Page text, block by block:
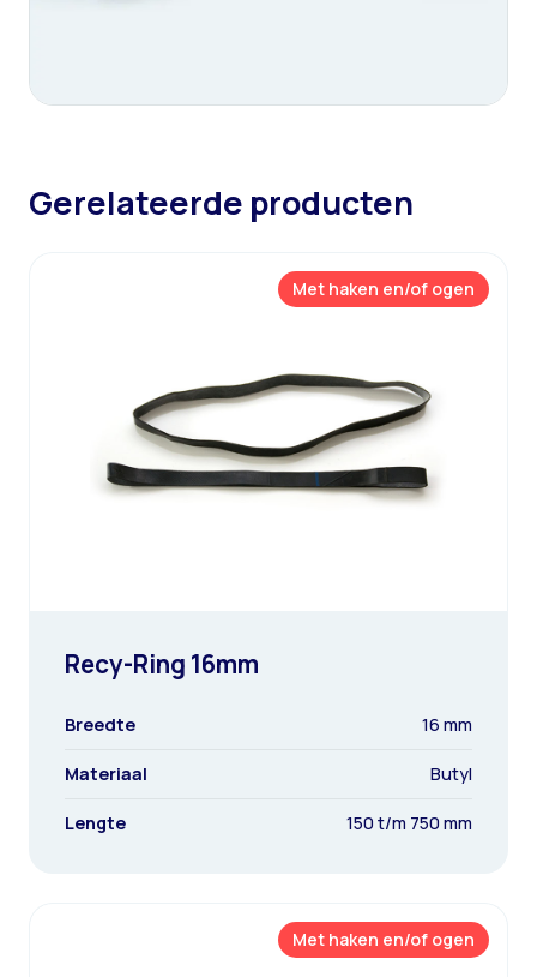
Gerelateerde producten
Met haken en/of ogen
Recy-Ring 16mm
Breedte 16 mm
Materiaal Butyl
Lengte 150 t/m 750 mm
Met haken en/of ogen